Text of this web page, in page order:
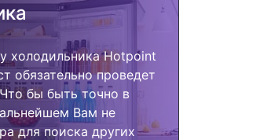
холодильника Hotpoint
обязательно проведет
бы быть точно в
Вам не
для поиска других